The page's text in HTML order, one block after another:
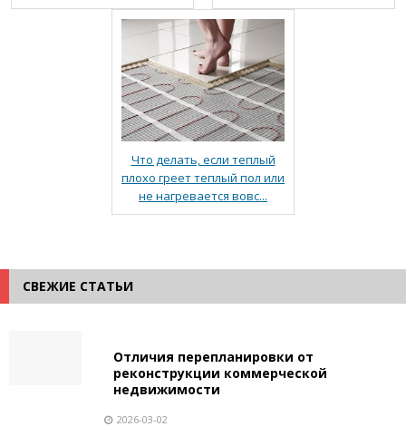
Что делать, если теплый
плохо греет теплый пол или
не нагревается вовс...
СВЕЖИЕ СТАТЬИ
Отличия перепланировки от
реконструкции коммерческой
недвижимости
2026-03-02